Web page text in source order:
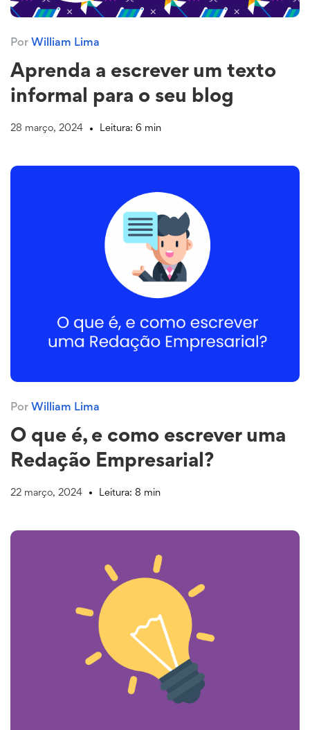
Por William Lima
Aprenda a escrever um texto
informal para o seu blog
28 março, 2024 Leitura: 6 min
Por William Lima
O que é, e como escrever uma
Redação Empresarial?
22 março, 2024 Leitura: 8 min